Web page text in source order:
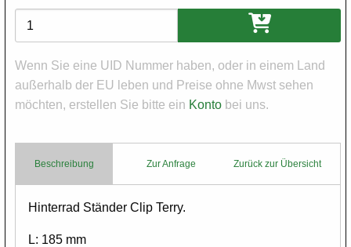
Varianten
Wenn Sie eine UID Nummer haben, oder in einem Land
außerhalb der EU leben und Preise ohne Mwst sehen
möchten, erstellen Sie bitte ein Konto bei uns.
Beschreibung Zurück zur Übersicht
Zur Anfrage
Body
Hinterrad Ständer Clip Terry.
L: 185 mm